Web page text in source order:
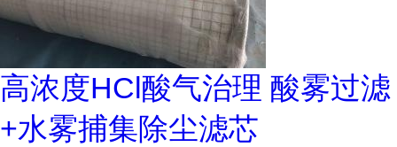
高浓度HCl酸气治理 酸雾过滤
+水雾捕集除尘滤芯